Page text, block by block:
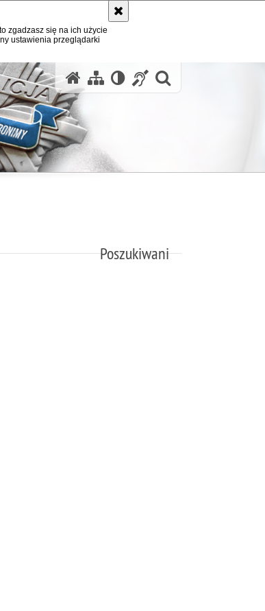
zgadzasz się na ich użycie
ustawienia przeglądarki
Poszukiwani